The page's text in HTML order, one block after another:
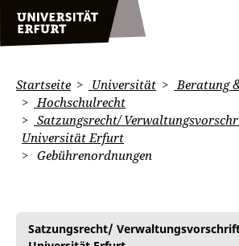
Startseite Universität
Beratung
Hochschulrecht
Satzungsrecht/
Universität Erfurt
Gebührenordnungen
Satzungsrecht/